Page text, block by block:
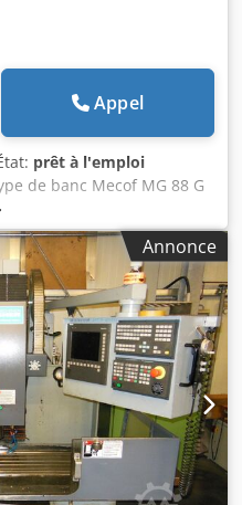
Appel
prêt à l'emploi
de banc Mecof MG 88 G
H Nd Aj Adtorf Course X :
Z : 1000 mm
Annonce